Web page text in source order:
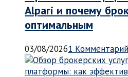
Alpari и почему
оптимальным
03/08/20261 Комментарий